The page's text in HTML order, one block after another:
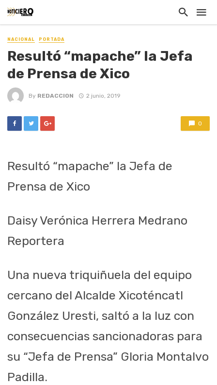
NACIONAL PORTADA
Resultó “mapache” la Jefa
de Prensa de Xico
By REDACCION 2 junio, 2019
0
Resultó “mapache” la Jefa de
Prensa de Xico
Daisy Verónica Herrera Medrano
Reportera
Una nueva triquiñuela del equipo
cercano del Alcalde Xicoténcatl
González Uresti, saltó a la luz con
consecuencias sancionadoras para
su “Jefa de Prensa” Gloria Montalvo
Padilla.